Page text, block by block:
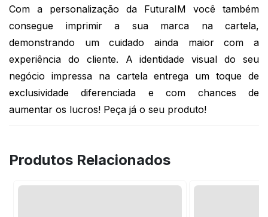
Com a personalização da FuturaIM você também
consegue imprimir a sua marca na cartela,
demonstrando um cuidado ainda maior com a
experiência do cliente. A identidade visual do seu
negócio impressa na cartela entrega um toque de
exclusividade diferenciada e com chances de
aumentar os lucros! Peça já o seu produto!
Produtos Relacionados